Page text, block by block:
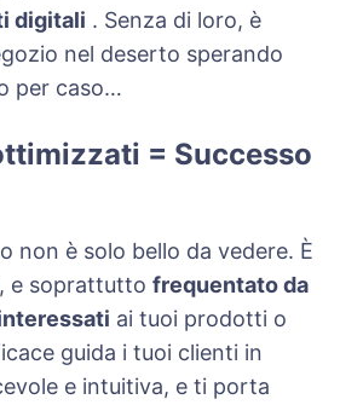
digitali . Senza di loro, è
nel deserto sperando
per caso…
= Successo
non è solo bello da vedere. È
, e soprattutto frequentato da
ai tuoi prodotti o
guida i tuoi clienti in
e intuitiva, e ti porta